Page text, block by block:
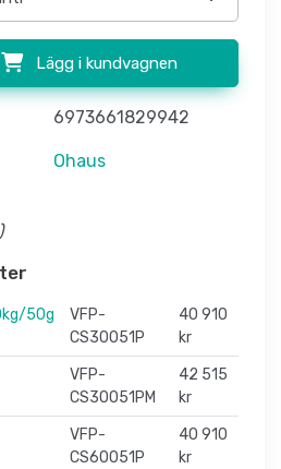
Lägg i kundvagnen
6973661829942
Ohaus
50g
VFP-
CS30051P
40 910
kr
VFP-
CS30051PM
42 515
kr
VFP-
CS60051P
40 910
kr